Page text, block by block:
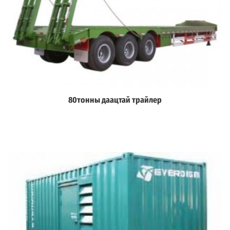
Дэлгэрэнгүй
80тонны даацтай трайлер